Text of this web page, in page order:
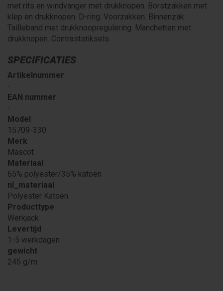
met rits en windvanger met drukknopen. Borstzakken met
klep en drukknopen. D-ring. Voorzakken. Binnenzak.
Tailleband met drukknoopregulering. Manchetten met
drukknopen. Contraststiksels.
SPECIFICATIES
Artikelnummer
-
EAN nummer
-
Model
15709-330
Merk
Mascot
Materiaal
65% polyester/35% katoen
nl_materiaal
Polyester Katoen
Producttype
Werkjack
Levertijd
1-5 werkdagen
gewicht
245 g/m